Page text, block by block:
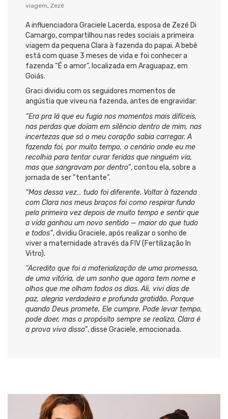
viagem, Zezé
A influenciadora Graciele Lacerda, esposa de Zezé Di
Camargo, compartilhou nas redes sociais a primeira
viagem da pequena Clara à fazenda do papai. A bebê
está com quase 3 meses de vida e foi conhecer a
fazenda “É o amor”, localizada em Araguapaz, em
Goiás.
Graci dividiu com os seguidores momentos de
angústia que viveu na fazenda, antes de engravidar:
“Era pra lá que eu fugia nos momentos mais difíceis,
nas perdas que doíam em silêncio dentro de mim, nas
incertezas que só o meu coração sabia carregar. A
fazenda foi, por muito tempo, o cenário onde eu me
recolhia para tentar curar feridas que ninguém via,
mas que sangravam por dentro”, contou ela, sobre a
jornada de ser “tentante”.
“Mas dessa vez… tudo foi diferente. Voltar à fazenda
com Clara nos meus braços foi como respirar fundo
pela primeira vez depois de muito tempo e sentir que
a vida ganhou um novo sentido — maior do que tudo
e todos”, dividiu Graciele, após realizar o sonho de
viver a maternidade através da FIV (Fertilização In
Vitro).
“Acredito que foi a materialização de uma promessa,
de uma vitória, de um sonho que agora tem nome e
olhos que me olham todos os dias. Ali, vivi dias de
paz, alegria verdadeira e profunda gratidão. Porque
quando Deus promete, Ele cumpre. Pode levar tempo,
pode doer, mas o propósito sempre se realiza. Clara é
a prova viva disso”, disse Graciele, emocionada.